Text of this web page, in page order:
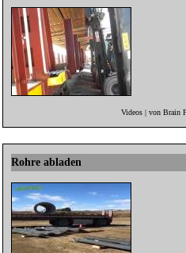
Videos | von Brain
Rohre abladen